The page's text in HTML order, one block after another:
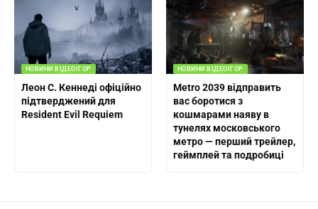
НОВИНИ ВІДЕОІГОР
Леон С. Кеннеді офіційно
підтверджений для
Resident Evil Requiem
НОВИНИ ВІДЕОІГОР
Metro 2039 відправить
вас боротися з
кошмарами наяву в
тунелях московського
метро — перший трейлер,
геймплей та подробиці